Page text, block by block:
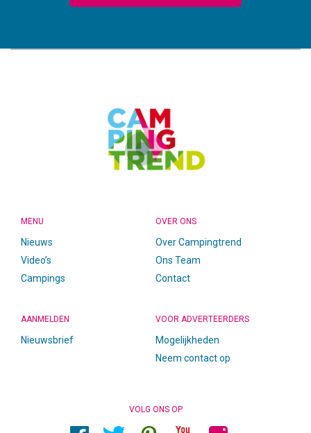
MENU
Nieuws
Video’s
Campings
OVER ONS
Over Campingtrend
Ons Team
Contact
AANMELDEN
Nieuwsbrief
VOOR ADVERTEERDERS
Mogelijkheden
Neem contact op
VOLG ONS OP